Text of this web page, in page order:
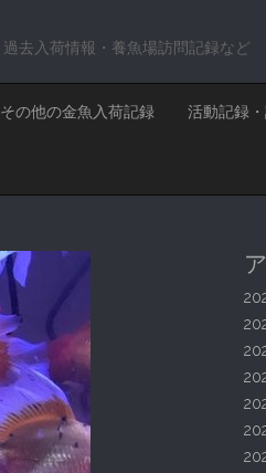
過去入荷情報・養魚場訪問記録など
その他の金魚入荷記録 活動記録